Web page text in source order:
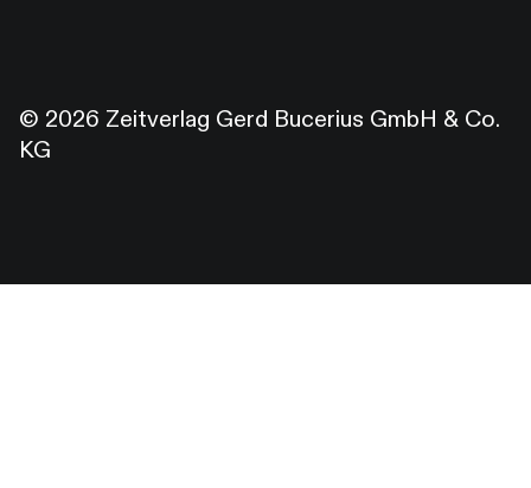
© 2026 Zeitverlag Gerd Bucerius GmbH & Co.
KG